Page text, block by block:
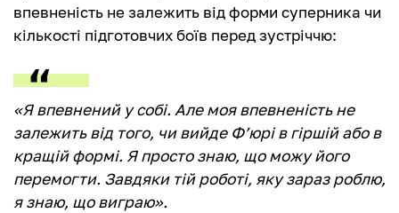
впевненість не залежить від форми суперника чи
кількості підготовчих боїв перед зустріччю:
«Я впевнений у собі. Але моя впевненість не
залежить від того, чи вийде Ф’юрі в гіршій або в
кращій формі. Я просто знаю, що можу його
перемогти. Завдяки тій роботі, яку зараз роблю,
я знаю, що виграю».